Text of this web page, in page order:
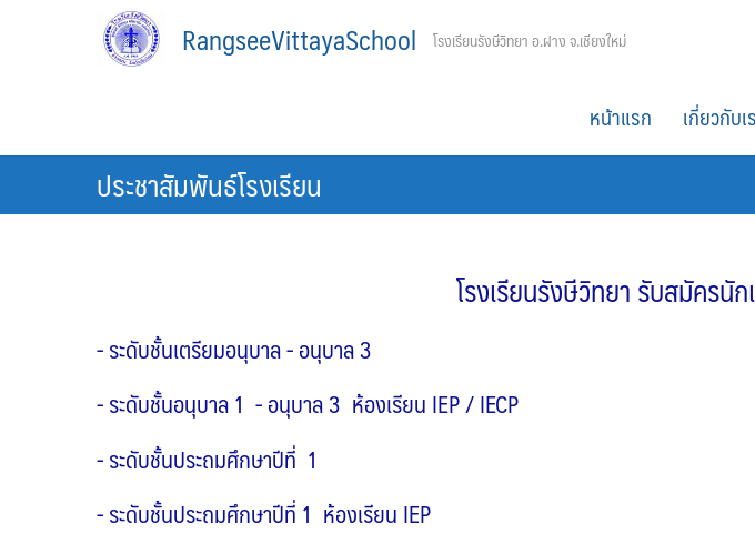
RangseeVittayaSchool โรงเรียนรังษีวิทยา อ.ฝาง จ.เชียงใหม่
หน้าแรก เกี่ยวกับเ
ประชาสัมพันธ์โรงเรียน
โรงเรียนรังษีวิทยา รับสมัครนั
- ระดับชั้นเตรียมอนุบาล - อนุบาล 3
- ระดับชั้นอนุบาล 1 - อนุบาล 3 ห้องเรียน IEP / IECP
- ระดับชั้นประถมศึกษาปีที่ 1
- ระดับชั้นประถมศึกษาปีที่ 1 ห้องเรียน IEP